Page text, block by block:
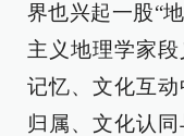
界也兴起一股“
主义地理学家段
记忆、文化互
归属、文化认